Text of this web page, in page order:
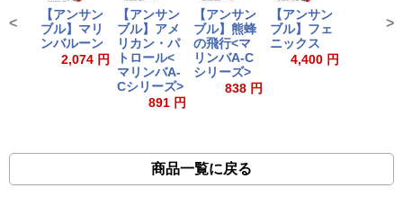
【アンサン
ブル】マリ
ンバルーン
2,074 円
【アンサン
ブル】アメ
リカン・パ
トロール<
マリンバA-
Cシリーズ>
891 円
【アンサン
ブル】熊蜂
の飛行<マ
リンバA-C
シリーズ>
838 円
【アンサン
ブル】フェ
ニックス
4,400 円
< >
商品一覧に戻る